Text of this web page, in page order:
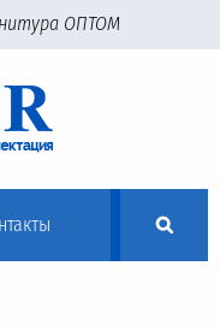
ОПТОМ